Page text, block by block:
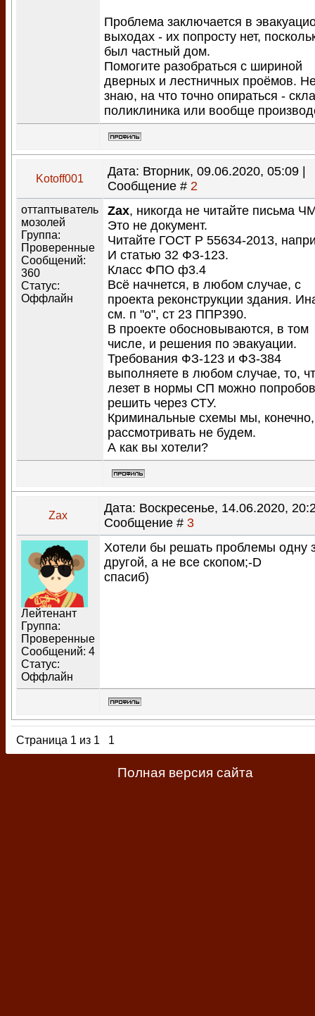
Проблема заключается в
выходах - их попросту нет,
был частный дом.
Помогите разобраться с шириной
дверных и лестничных проёмов.
знаю, на что точно опираться -
поликлиника или вообще
Kotoff001
Дата: Вторник, 09.06.2020, 05:09 |
Сообщение # 2
оттаптыватель
мозолей
Группа:
Проверенные
Сообщений:
360
Статус:
Оффлайн
Zax, никогда не читайте письма
Это не документ.
Читайте ГОСТ Р 55634-2013,
И статью 32 ФЗ-123.
Класс ФПО ф3.4
Всё начнется, в любом случае, с
проекта реконструкции здания.
см. п "о", ст 23 ППР390.
В проекте обосновываются, в том
числе, и решения по эвакуации.
Требования ФЗ-123 и ФЗ-384
выполняете в любом случае, то,
лезет в нормы СП можно
решить через СТУ.
Криминальные схемы мы, конечно,
рассмотривать не будем.
А как вы хотели?
Zax
Дата: Воскресенье, 14.06.2020,
Сообщение # 3
Лейтенант
Группа:
Проверенные
Сообщений: 4
Статус:
Оффлайн
Хотели бы решать проблемы одну
другой, а не все скопом;-D
спасиб)
Страница 1 из 1 1
Полная версия сайта